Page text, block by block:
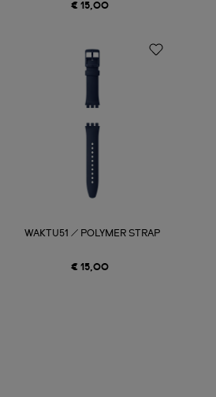
€ 15,00
WAKTU51 / POLYMER STRAP
€ 15,00